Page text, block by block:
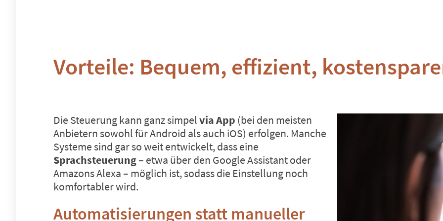
Vorteile: Bequem, effizient,
Die Steuerung kann ganz simpelvia App (bei den meisten
Anbietern sowohl für Android als auch iOS) erfolgen. Manche
Systeme sind gar so weit entwickelt, dass eine
Sprachsteuerung– etwa über den Google Assistant oder
Amazons Alexa – möglich ist, sodass die Einstellung noch
komfortabler wird.
Automatisierungen statt manueller